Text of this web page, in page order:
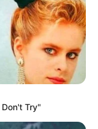
Try"